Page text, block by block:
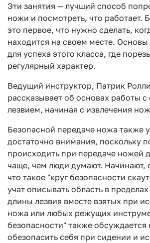
Эти занятия — лучший способ
ножи и посмотреть, что работает.
это первое, что нужно сделать,
находится на своем месте.
для успеха этого класса, где
регулярный характер.
Ведущий инструктор, Патрик
рассказывает об основах работы
лезвием, начиная с извлечения
Безопасной передаче ножа также
достаточно внимания, поскольку
происходить при передаче ножей
чаще, чем люди думают. Начинают,
что такое "круг безопасности
учат описывать область в
длины лезвия вместе взятых при
ножа или любых режущих
безопасности" также обсуждается
обезопасить себя при сидении и